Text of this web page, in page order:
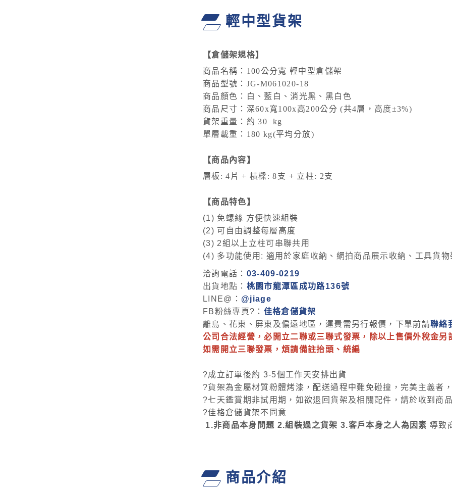
輕中型貨架
【倉儲架規格】
商品名稱：100公分寬 輕中型倉儲架
商品型號：JG-M061020-18
商品顏色：白、藍白、消光黑、黑白色
商品尺寸：深60x寬100x高200公分 (共4層，高度±3%)
貨架重量：約 30 kg
單層載重：180 kg(平均分放)
【商品內容】
層板: 4片 + 橫樑: 8支 + 立柱: 2支
【商品特色】
(1) 免螺絲 方便快速組裝
(2) 可自由調整每層高度
(3) 2組以上立柱可串聯共用
(4) 多功能使用: 適用於家庭收納、網拍商品展示收納、工具貨
洽詢電話： 03-409-0219
出貨地點： 桃園市龍潭區成功路136號
LINE@： @jiage
FB粉絲專頁?： 佳格倉儲貨架
離島、花東、屏東及偏遠地區，運費需另行報價，下單前請聯絡
公司合法經營，必開立二聯或三聯式發票，除以上售價外稅金另
如需開立三聯發票，煩請備註抬頭、統編
?成立訂單後約 3-5個工作天安排出貨
?貨架為金屬材質粉體烤漆，配送過程中難免碰撞，完美主義者
?七天鑑賞期非試用期，如欲退回貨架及相關配件，請於收到商
?佳格倉儲貨架不同意
1.非商品本身問題 2.組裝過之貨架 3.客戶本身之人為因素 導致
商品介紹